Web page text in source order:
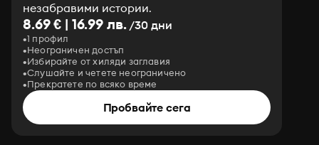
незабравими истории.
8.69 € | 16.99 лв./30 дни
1 профил
Неограничен достъп
Избирайте от хиляди заглавия
Слушайте и четете неограничено
Прекратете по всяко време
Пробвайте сега